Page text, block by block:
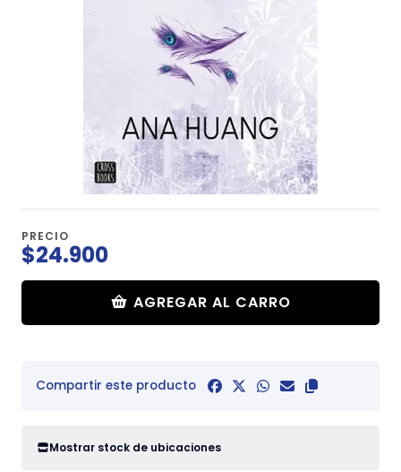
PRECIO
$24.900
AGREGAR AL CARRO
Compartir este producto
Mostrar stock de ubicaciones